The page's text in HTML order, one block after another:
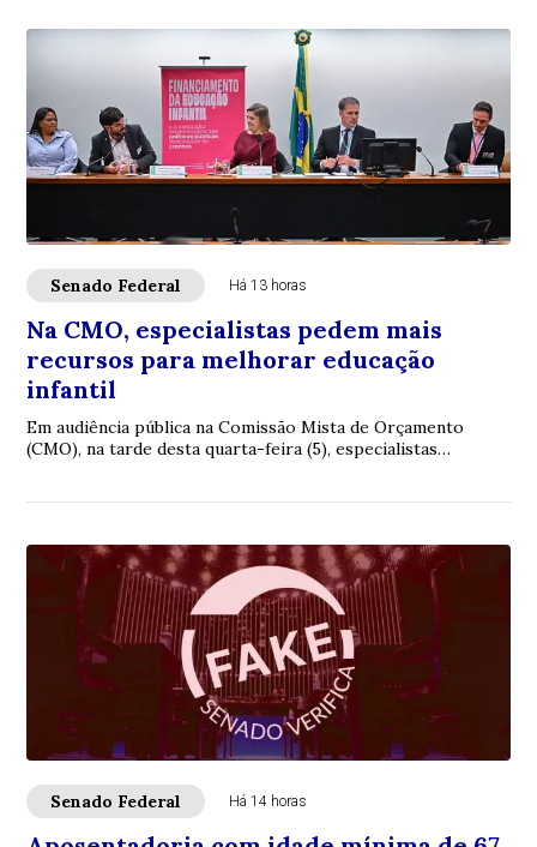
Senado Federal Há 13 horas
Na CMO, especialistas pedem mais
recursos para melhorar educação
infantil
Em audiência pública na Comissão Mista de Orçamento
(CMO), na tarde desta quarta-feira (5), especialistas
Senado Federal Há 14 horas